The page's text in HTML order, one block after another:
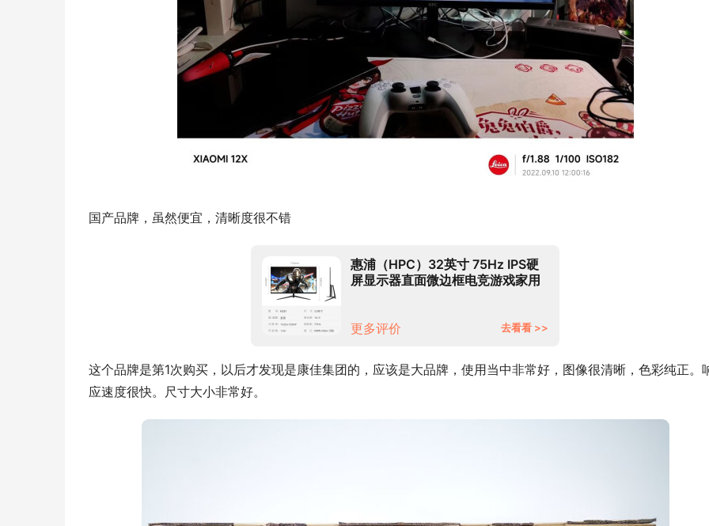
国产品牌，虽然便宜，清晰度很不错
惠浦（HPC）32英寸 75Hz IPS硬
屏显示器直面微边框电竞游戏家用
更多评价
去看看 >>
这个品牌是第1次购买，以后才发现是康佳集团的，应该是大品牌，使用当中非常好，图像很清晰，色彩纯正。
应速度很快。尺寸大小非常好。